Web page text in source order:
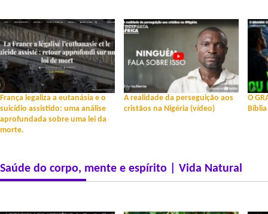
França legaliza a eutanásia e o
suicídio assistido: uma análise
aprofundada sobre uma lei da
morte.
A realidade da perseguição aos
cristãos na Nigéria (vídeo)
O
Bíblia
Saúde do corpo, mente e espírito | Vida Natural